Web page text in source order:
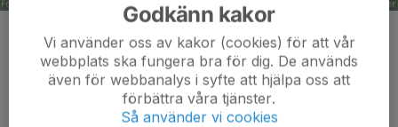
Kommentarer
Godkänn kakor
Vi använder oss av kakor (cookies) för att vår
webbplats ska fungera bra för dig. De används
även för webbanalys i syfte att hjälpa oss att
förbättra våra tjänster.
Så använder vi cookies